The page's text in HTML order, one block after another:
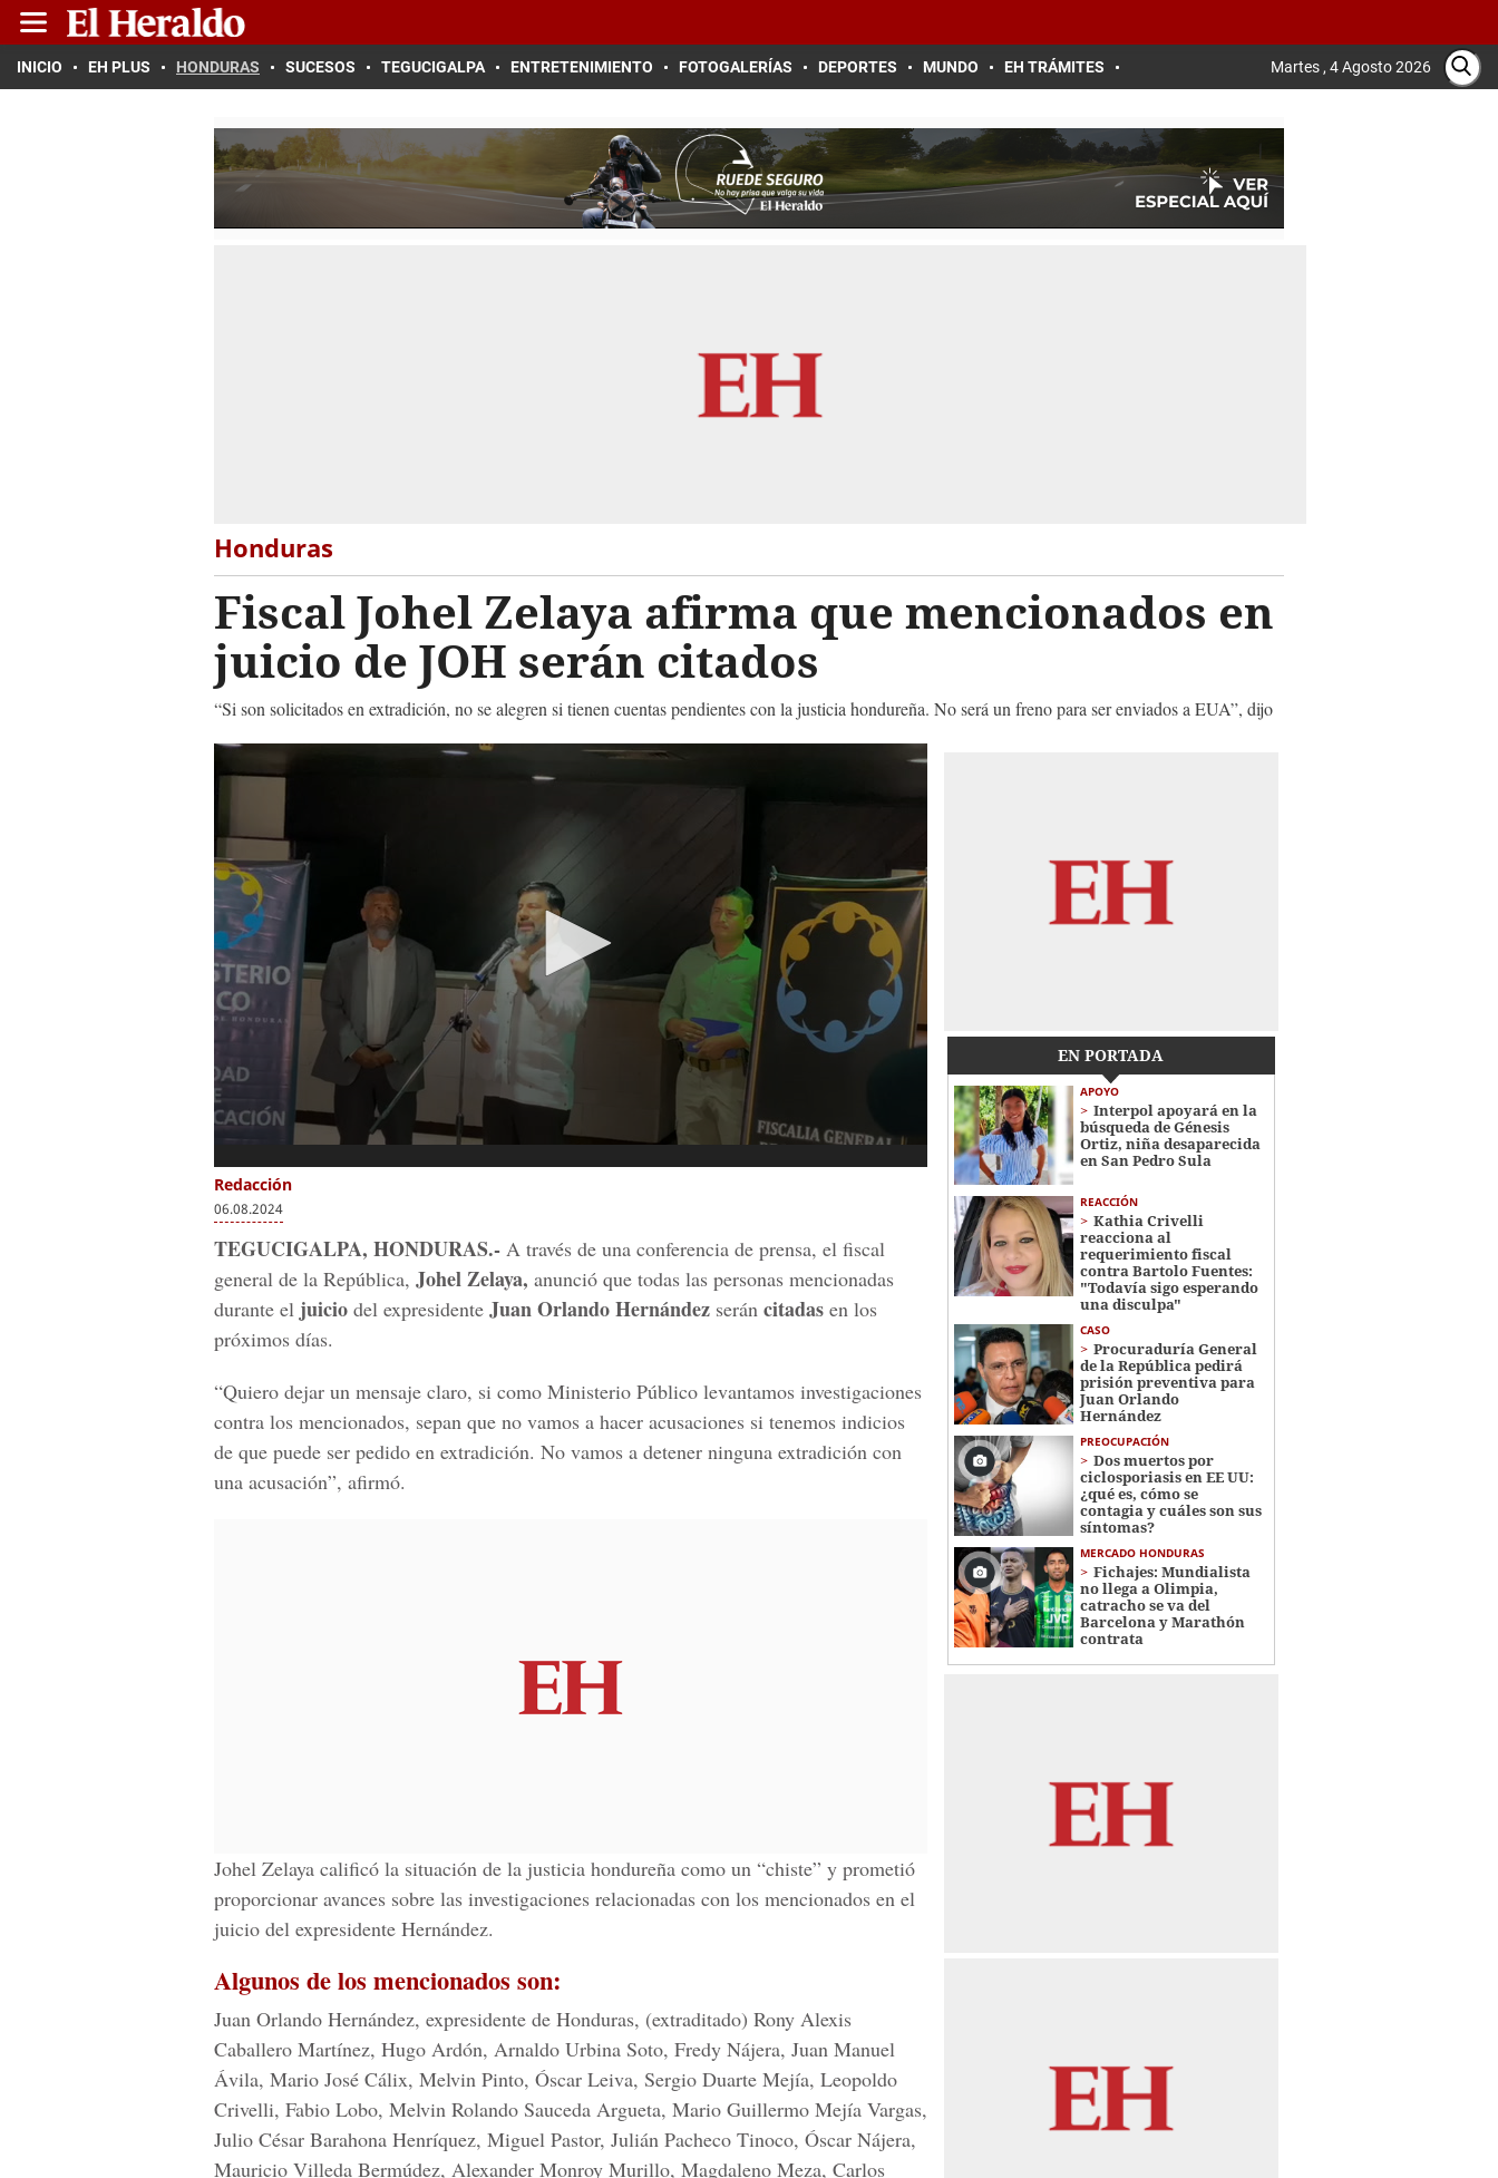
INICIO EH PLUS HONDURAS SUCESOS TEGUCIGALPA ENTRETENIMIENTO FOTOGALERÍAS DEPORTES MUNDO EH TRÁMITES Martes , 4 Agosto 2026
Honduras
Fiscal Johel Zelaya afirma que mencionados en
juicio de JOH serán citados
“Si son solicitados en extradición, no se alegren si tienen cuentas pendientes con la justicia hondureña. No será un freno para ser enviados a EUA”, dijo
0
1
secondVolume
90%
Redacción
06.08.2024
TEGUCIGALPA, HONDURAS.- A través de una conferencia de prensa, el fiscal
general de la República, Johel Zelaya, anunció que todas las personas mencionadas
durante el juicio del expresidente Juan Orlando Hernández serán citadas en los
próximos días.
“Quiero dejar un mensaje claro, si como Ministerio Público levantamos investigaciones
contra los mencionados, sepan que no vamos a hacer acusaciones si tenemos indicios
de que puede ser pedido en extradición. No vamos a detener ninguna extradición con
una acusación”, afirmó.
Johel Zelaya calificó la situación de la justicia hondureña como un “chiste” y prometió
proporcionar avances sobre las investigaciones relacionadas con los mencionados en el
juicio del expresidente Hernández.
Algunos de los mencionados son:
Juan Orlando Hernández, expresidente de Honduras, (extraditado) Rony Alexis
Caballero Martínez, Hugo Ardón, Arnaldo Urbina Soto, Fredy Nájera, Juan Manuel
Ávila, Mario José Cálix, Melvin Pinto, Óscar Leiva, Sergio Duarte Mejía, Leopoldo
Crivelli, Fabio Lobo, Melvin Rolando Sauceda Argueta, Mario Guillermo Mejía Vargas,
Julio César Barahona Henríquez, Miguel Pastor, Julián Pacheco Tinoco, Óscar Nájera,
Mauricio Villeda Bermúdez, Alexander Monroy Murillo, Magdaleno Meza, Carlos
EN PORTADA
APOYO
Interpol apoyará en la
búsqueda de Génesis
Ortiz, niña desaparecida
en San Pedro Sula
REACCIÓN
Kathia Crivelli
reacciona al
requerimiento fiscal
contra Bartolo Fuentes:
"Todavía sigo esperando
una disculpa"
CASO
Procuraduría General
de la República pedirá
prisión preventiva para
Juan Orlando
Hernández
PREOCUPACIÓN
Dos muertos por
ciclosporiasis en EE UU:
¿qué es, cómo se
contagia y cuáles son sus
síntomas?
MERCADO HONDURAS
Fichajes: Mundialista
no llega a Olimpia,
catracho se va del
Barcelona y Marathón
contrata